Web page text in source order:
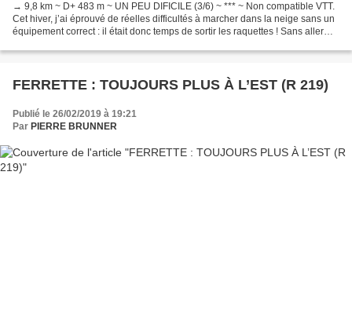
→ 9,8 km ~ D+ 483 m ~ UN PEU DIFICILE (3/6) ~ *** ~ Non compatible VTT.
Cet hiver, j’ai éprouvé de réelles difficultés à marcher dans la neige sans un
équipement correct : il était donc temps de sortir les raquettes ! Sans aller
FERRETTE : TOUJOURS PLUS À L’EST (R 219)
Publié le 26/02/2019 à 19:21
Par PIERRE BRUNNER